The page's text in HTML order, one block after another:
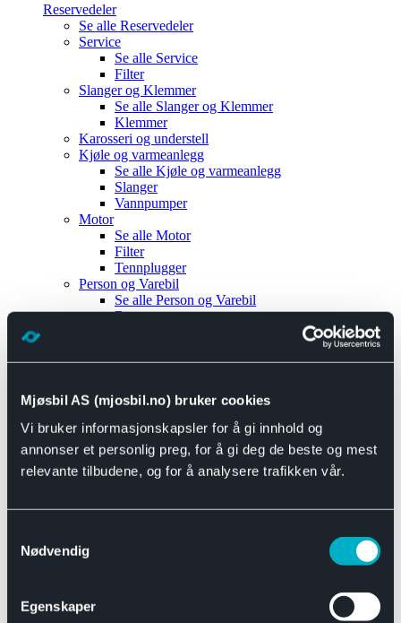
Mjøsbil AS (mjosbil.no) bruker cookies
Vi bruker informasjonskapsler for å gi innhold og
annonser et personlig preg, for å gi deg de beste og mest
relevante tilbudene, og for å analysere trafikken vår.
Nødvendig
Egenskaper
Reservedeler
Se alle Reservedeler
Service
Se alle Service
Filter
Slanger og Klemmer
Se alle Slanger og Klemmer
Klemmer
Karosseri og understell
Kjøle og varmeanlegg
Se alle Kjøle og varmeanlegg
Slanger
Vannpumper
Motor
Se alle Motor
Filter
Tennplugger
Person og Varebil
Se alle Person og Varebil
Brems
Motor og drivverk
Se alle Universal
Bremsedeler
Se alle Bremsedeler
Bremsenippler
Drivline og motor
Se alle Drivline og motor
Eksosanlegg